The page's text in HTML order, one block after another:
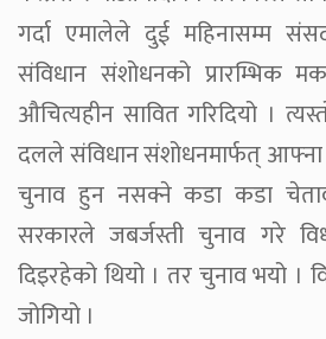
गर्दा एमालेले दुई महिनासम्म
संविधान संशोधनको प्रारम्भिक
औचित्यहीन सावित गरिदियो ।
दलले संविधान संशोधनमार्फत्
चुनाव हुन नसक्ने कडा कडा
सरकारले जबर्जस्ती चुनाव गरे
दिइरहेको थियो । तर चुनाव भयो ।
जोगियो ।